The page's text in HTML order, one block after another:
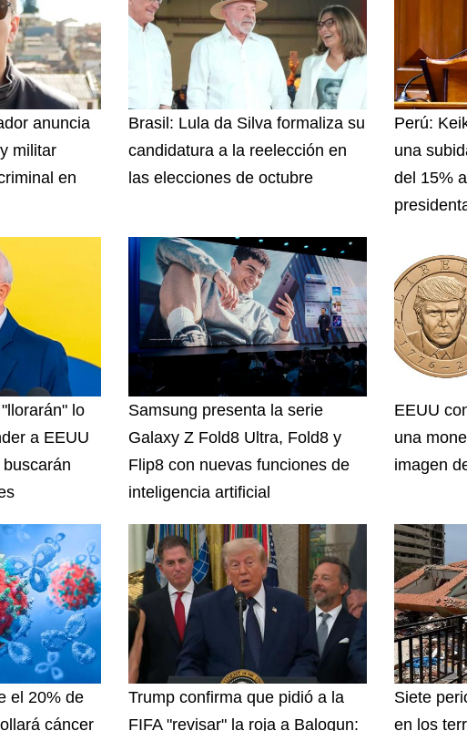
anuncia
militar
en
Brasil: Lula da Silva formaliza su
candidatura a la reelección en
las elecciones de octubre
Perú:
una
del 15%
lo
a EEUU
Samsung presenta la serie
Galaxy Z Fold8 Ultra, Fold8 y
Flip8 con nuevas funciones de
inteligencia artificial
EEUU
una
imagen
el 20% de
cáncer
Trump confirma que pidió a la
FIFA "revisar" la roja a Balogun:
Siete
en los